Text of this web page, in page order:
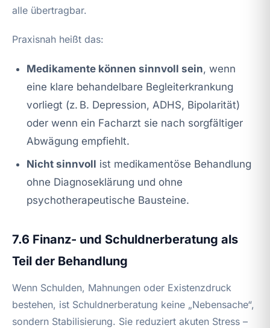
alle übertragbar.
Praxisnah heißt das:
Medikamente können sinnvoll sein, wenn
eine klare behandelbare Begleiterkrankung
vorliegt (z. B. Depression, ADHS, Bipolarität)
oder wenn ein Facharzt sie nach sorgfältiger
Abwägung empfiehlt.
Nicht sinnvoll ist medikamentöse Behandlung
ohne Diagnoseklärung und ohne
psychotherapeutische Bausteine.
7.6 Finanz- und Schuldnerberatung als
Teil der Behandlung
Wenn Schulden, Mahnungen oder Existenzdruck
bestehen, ist Schuldnerberatung keine „Nebensache“,
sondern Stabilisierung. Sie reduziert akuten Stress –